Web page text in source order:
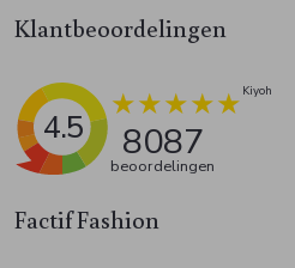
Factif Fashion
Klantbeoordelingen
4.5 8087
beoordelingen